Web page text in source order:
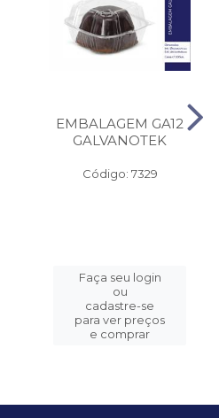
EMBALAGEM GA12
GALVANOTEK
Código: 7329
Faça seu login
ou
cadastre-se
para ver preços
e comprar